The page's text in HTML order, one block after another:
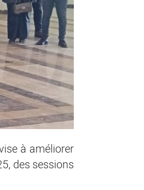
à améliorer
des sessions